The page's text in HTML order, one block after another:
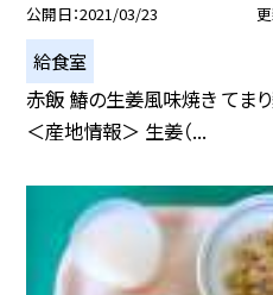
公開日 2021/03/23
給食室
赤飯 鰆の生姜風味焼き てま
＜産地情報＞ 生姜（...